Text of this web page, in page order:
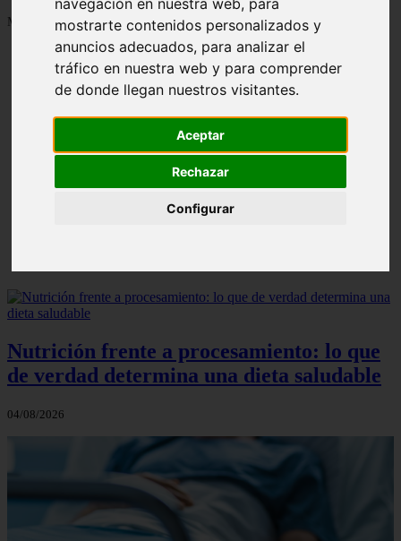
mostrarte contenidos personalizados y
anuncios adecuados, para analizar el
tráfico en nuestra web y para comprender
de donde llegan nuestros visitantes.
Aceptar
Rechazar
Configurar
Mostrando 1 - 24 de 1287 artículos
Contraindicaciones del espino amarillo: conocelas
ahora
Nutrición frente a procesamiento: lo que
de verdad determina una dieta saludable
04/08/2026